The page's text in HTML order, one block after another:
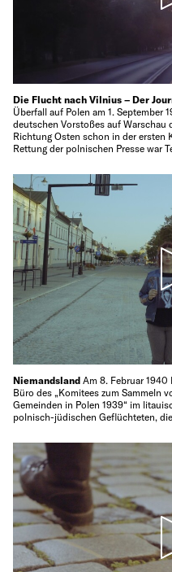
Die Flucht nach Vilnius – Der
Überfall auf Polen am 1. September
deutschen Vorstoßes auf Warschau
Richtung Osten schon in der ersten
Rettung der polnischen Presse war
Niemandsland Am 8. Februar 1940
Büro des „Komitees zum Sammeln
Gemeinden in Polen 1939“ im
polnisch-jüdischen Geflüchteten,